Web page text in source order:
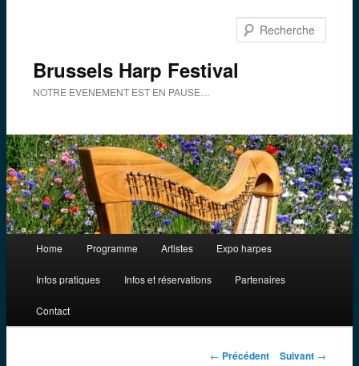
Brussels Harp Festival
NOTRE EVENEMENT EST EN PAUSE…
Home Programme Artistes Expo harpes
Infos pratiques Infos et réservations Partenaires
Contact
Navigation
← Précédent Suivant →